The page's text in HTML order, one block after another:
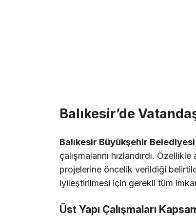
Balıkesir’de
Balıkesir Büyükşehir Belediyesi
çalışmalarını hızlandırdı.
projelerine öncelik verildiği
iyileştirilmesi için gerekli tüm
Üst Yapı Çalışmaları